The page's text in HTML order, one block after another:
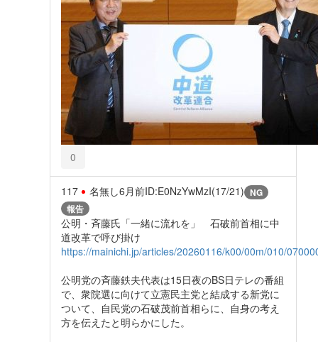
0
117 名無し6月前ID:E0NzYwMzI(17/21) NG
報告
公明・斉藤氏「一緒に流れを」 石破前首相に中
道改革で呼び掛け
https://mainichi.jp/articles/20260116/k00/00m/010/
公明党の斉藤鉄夫代表は15日夜のBS日テレの番組
で、衆院選に向けて立憲民主党と結成する新党に
ついて、自民党の石破茂前首相らに、自身の考え
方を伝えたと明らかにした。